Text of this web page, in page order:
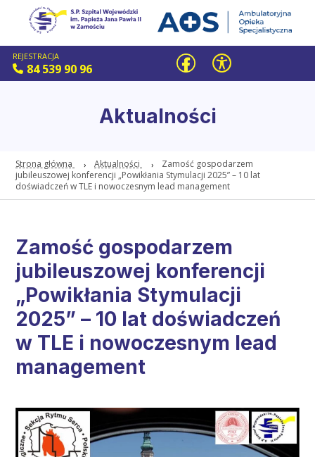
REJESTRACJA
84 539 90 96
Aktualności
Strona główna Aktualności
Zamość gospodarzem
jubileuszowej konferencji „Powikłania Stymulacji 2025” – 10 lat
doświadczeń w TLE i nowoczesnym lead management
Zamość gospodarzem
jubileuszowej konferencji
„Powikłania Stymulacji
2025” – 10 lat doświadczeń
w TLE i nowoczesnym lead
management